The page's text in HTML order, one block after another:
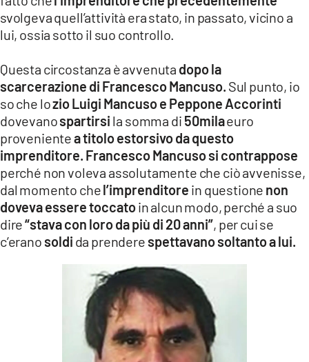
svolgeva quell’attività era stato, in passato, vicino a
lui, ossia sotto il suo controllo.
Questa circostanza è avvenuta dopo la
scarcerazione di Francesco Mancuso. Sul punto, io
so che lozio Luigi Mancuso e Peppone Accorinti
dovevanospartirsi la somma di 50milaeuro
provenientea titolo estorsivo da questo
imprenditore. Francesco Mancuso si contrappose
perché non voleva assolutamente che ciò avvenisse,
dal momento chel’imprenditore in questione non
doveva essere toccatoin alcun modo, perché a suo
dire“stava con loro da più di 20 anni”, per cui se
c’erano soldi da prendere spettavano soltanto a lui.